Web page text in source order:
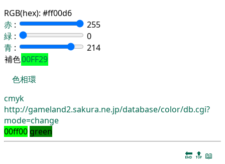
RGB(hex): #ff00d6
赤 :
255
緑 :
0
青 :
214
補色00FF29
色相環
cmyk
http://gameland2.sakura.ne.jp/database/color/db.cgi?
mode=change
00ff00 green
🔚 🔝 📖